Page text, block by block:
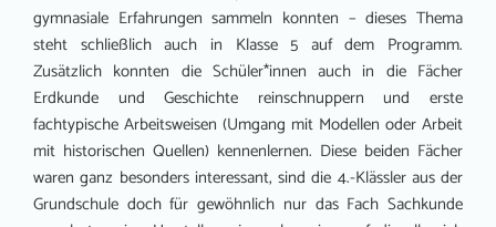
gymnasiale Erfahrungen sammeln konnten – dieses Thema
steht schließlich auch in Klasse 5 auf dem Programm.
Zusätzlich konnten die Schüler*innen auch in die Fächer
Erdkunde und Geschichte reinschnuppern und erste
fachtypische Arbeitsweisen (Umgang mit Modellen oder Arbeit
mit historischen Quellen) kennenlernen. Diese beiden Fächer
waren ganz besonders interessant, sind die 4.-Klässler aus der
Grundschule doch für gewöhnlich nur das Fach Sachkunde